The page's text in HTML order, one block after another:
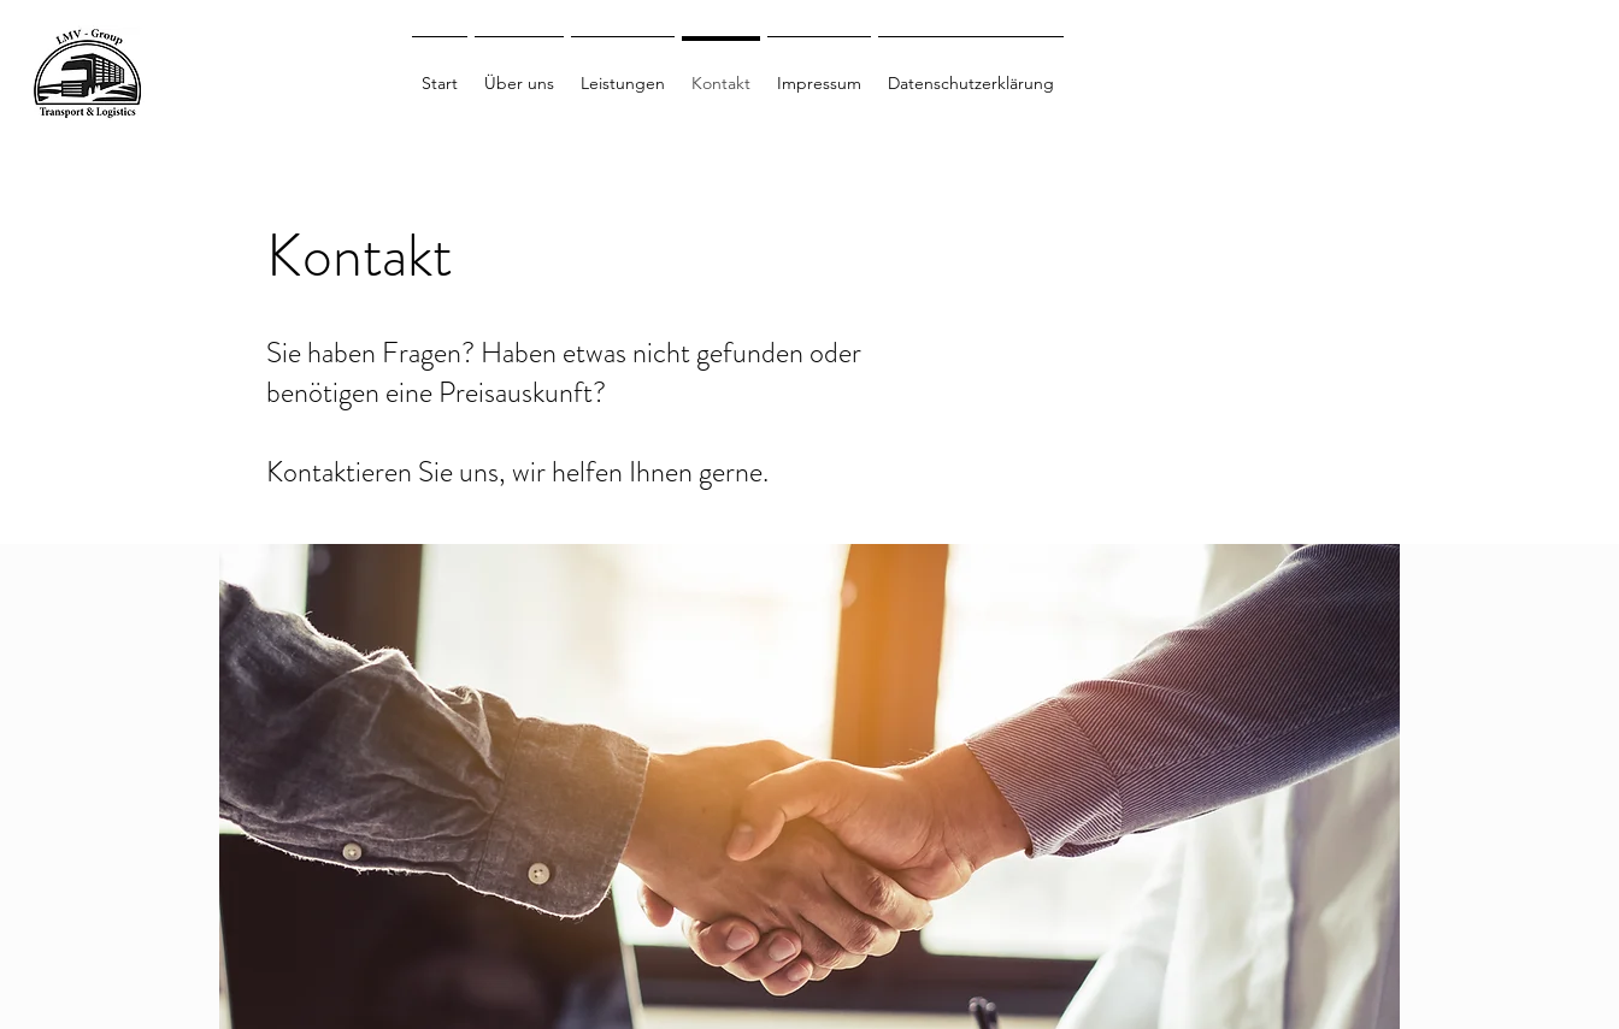
Start Über uns Leistungen Kontakt Impressum Datenschutzerklärung
Kontakt
Sie haben Fragen? Haben etwas nicht gefunden oder
benötigen eine Preisauskunft?
Kontaktieren Sie uns, wir helfen Ihnen gerne.